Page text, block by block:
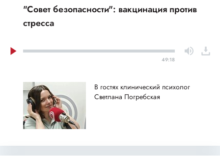
"Совет безопасности": вакцинация против
стресса
49:18
В гостях клинический психолог
Светлана Погребская